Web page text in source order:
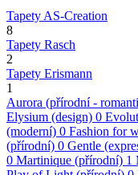
Tapety AS-Creation
8
Tapety Rasch
2
Tapety Erismann
1
Aurora (přírodní -
Elysium (design) 0
(moderní) 0 Fashion for
(přírodní) 0 Gentle
0 Martinique (přírodní) 1